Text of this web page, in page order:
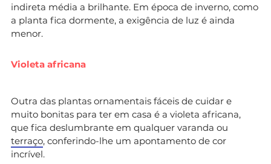
indireta média a brilhante. Em época de inverno, como
a planta fica dormente, a exigência de luz é ainda
menor.
Violeta africana
Outra das plantas ornamentais fáceis de cuidar e
muito bonitas para ter em casa é a violeta africana,
que fica deslumbrante em qualquer varanda ou
terraço, conferindo-lhe um apontamento de cor
incrível.